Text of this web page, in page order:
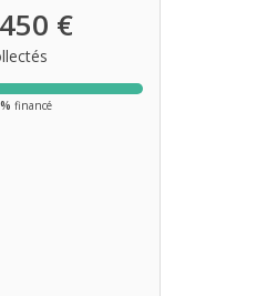
450 €
financé